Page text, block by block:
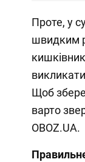
Проте, у
швидким
Щоб
варто
OBOZ.UA.